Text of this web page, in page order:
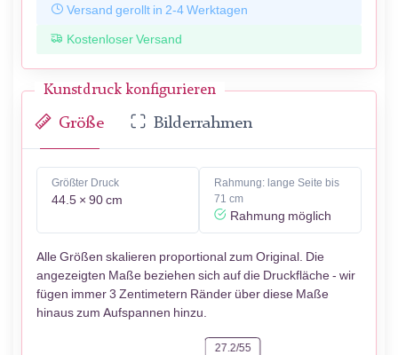
Versand gerollt in 2-4 Werktagen
Kostenloser Versand
Kunstdruck konfigurieren
Größe Bilderrahmen
Größter Druck
44.5 × 90 cm
Rahmung: lange Seite bis
71 cm
Rahmung möglich
Alle Größen skalieren proportional zum Original. Die
angezeigten Maße beziehen sich auf die Druckfläche - wir
fügen immer 3 Zentimetern Ränder über diese Maße
hinaus zum Aufspannen hinzu.
27.2/55